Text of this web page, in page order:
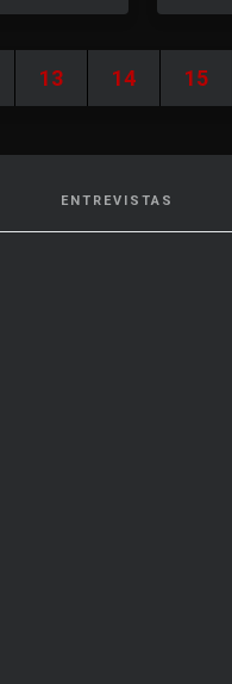
13 14 15
ENTREVISTAS